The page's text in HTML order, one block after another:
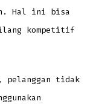
Hal ini bisa
kompetitif
pelanggan tidak